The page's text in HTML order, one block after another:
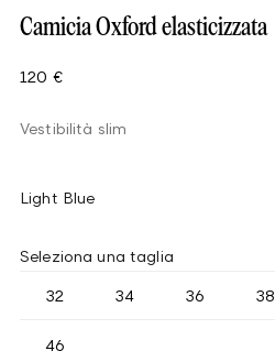
Camicia Oxford elasticizzata
120 €
Vestibilità slim
Light Blue
Seleziona una taglia
32 34 36 38
46